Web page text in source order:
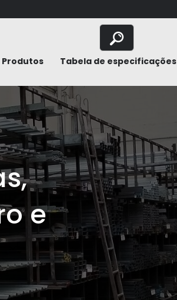
Produtos Tabela de especificações